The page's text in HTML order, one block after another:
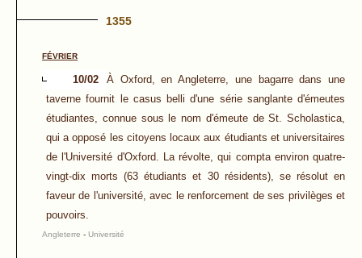
1355
FÉVRIER
10/02
À Oxford, en Angleterre, une bagarre dans une
taverne fournit le casus belli d'une série sanglante d'émeutes
étudiantes, connue sous le nom d'émeute de St. Scholastica,
qui a opposé les citoyens locaux aux étudiants et universitaires
de l'Université d'Oxford. La révolte, qui compta environ quatre-
vingt-dix morts (63 étudiants et 30 résidents), se résolut en
faveur de l'université, avec le renforcement de ses privilèges et
pouvoirs.
Angleterre - Université